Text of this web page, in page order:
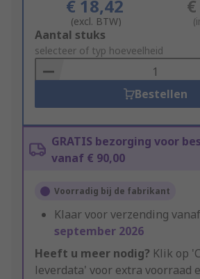
€ 18,42
(excl. BTW)
Add
to
Basket
Aantal stuks
selecteer of typ hoeveelheid
Bestellen
GRATIS bezorging voor
vanaf € 90,00
Voorradig bij de fabrikant
Klaar voor verzending vanaf
september 2026
Heeft u meer nodig? Klik op
leverdata' voor extra voorraad